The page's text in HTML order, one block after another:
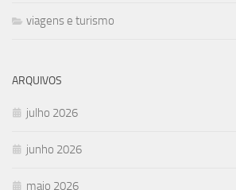
viagens e turismo
ARQUIVOS
julho 2026
junho 2026
maio 2026